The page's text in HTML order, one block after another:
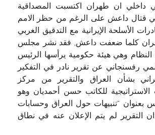
داخلي ان طهران اكتسبت المصداقية
قتال داعش على الرغم من حظر الامم
الأسلحة الإيرانية مع التدقيق الغربي
كلما ضعفت داعش, فقد نشر مجلس
وهي هيئة حكومية يرأسها الرئيس
رفسنجاني عن تقرير نادر في التفكير
بشأن العراق والتقرير من مركز
للكاتب حسن أحمديان وهو
بعنوان “تنبيهات حول العراق وحسابات
التقرير لم يتم الإعلان عنه في نطاق